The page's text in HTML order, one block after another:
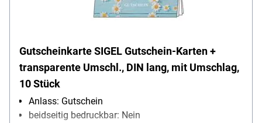
Gutscheinkarte SIGEL Gutschein-Karten +
transparente Umschl., DIN lang, mit Umschlag,
10 Stück
Anlass: Gutschein
beidseitig bedruckbar: Nein